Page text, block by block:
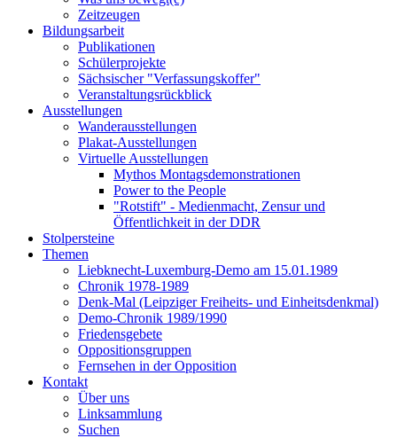
Zeitzeugen
Bildungsarbeit
Publikationen
Schülerprojekte
Sächsischer "Verfassungskoffer"
Veranstaltungsrückblick
Ausstellungen
Wanderausstellungen
Plakat-Ausstellungen
Virtuelle Ausstellungen
Mythos Montagsdemonstrationen
Power to the People
"Rotstift" - Medienmacht, Zensur und
Öffentlichkeit in der DDR
Stolpersteine
Themen
Liebknecht-Luxemburg-Demo am 15.01.1989
Chronik 1978-1989
Denk-Mal (Leipziger Freiheits- und Einheitsdenkmal)
Demo-Chronik 1989/1990
Friedensgebete
Oppositionsgruppen
Fernsehen in der Opposition
Kontakt
Über uns
Linksammlung
Suchen